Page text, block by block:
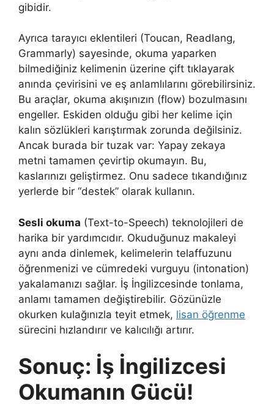
gibidir.
Ayrıca tarayıcı eklentileri (Toucan, Readlang,
Grammarly) sayesinde, okuma yaparken
bilmediğiniz kelimenin üzerine çift tıklayarak
anında çevirisini ve eş anlamlılarını görebilirsiniz.
Bu araçlar, okuma akışınızın (flow) bozulmasını
engeller. Eskiden olduğu gibi her kelime için
kalın sözlükleri karıştırmak zorunda değilsiniz.
Ancak burada bir tuzak var: Yapay zekaya
metni tamamen çevirtip okumayın. Bu,
kaslarınızı geliştirmez. Onu sadece tıkandığınız
yerlerde bir “destek” olarak kullanın.
Sesli okuma (Text-to-Speech) teknolojileri de
harika bir yardımcıdır. Okuduğunuz makaleyi
aynı anda dinlemek, kelimelerin telaffuzunu
öğrenmenizi ve cümredeki vurguyu (intonation)
yakalamanızı sağlar. İş İngilizcesinde tonlama,
anlamı tamamen değiştirebilir. Gözünüzle
okurken kulağınızla teyit etmek, lisan öğrenme
sürecini hızlandırır ve kalıcılığı artırır.
Sonuç: İş İngilizcesi
Okumanın Gücü!